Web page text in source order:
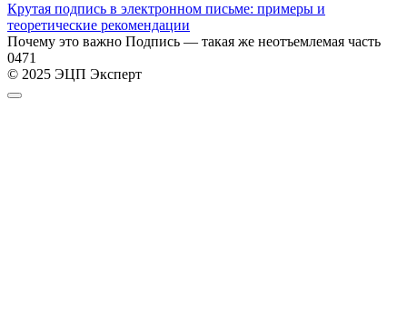
Крутая подпись в электронном письме: примеры и
теоретические рекомендации
Почему это важно Подпись — такая же неотъемлемая часть
0471
© 2025 ЭЦП Эксперт